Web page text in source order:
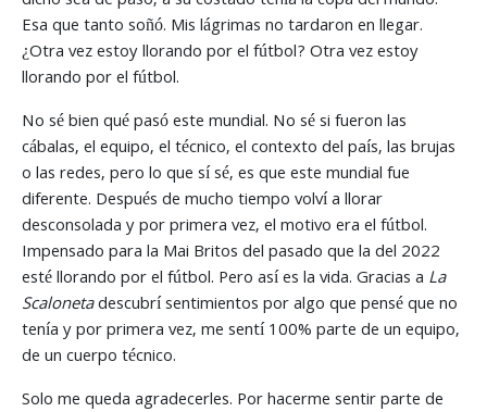
Esa que tanto soñó. Mis lágrimas no tardaron en llegar.
¿Otra vez estoy llorando por el fútbol? Otra vez estoy
llorando por el fútbol.
No sé bien qué pasó este mundial. No sé si fueron las
cábalas, el equipo, el técnico, el contexto del país, las brujas
o las redes, pero lo que sí sé, es que este mundial fue
diferente. Después de mucho tiempo volví a llorar
desconsolada y por primera vez, el motivo era el fútbol.
Impensado para la Mai Britos del pasado que la del 2022
esté llorando por el fútbol. Pero así es la vida. Gracias a La
Scalonetadescubrí sentimientos por algo que pensé que no
tenía y por primera vez, me sentí 100% parte de un equipo,
de un cuerpo técnico.
Solo me queda agradecerles. Por hacerme sentir parte de